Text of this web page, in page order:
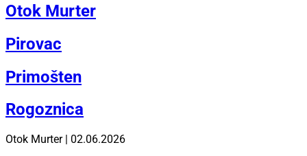
Otok Murter
Pirovac
Primošten
Rogoznica
Otok Murter | 02.06.2026